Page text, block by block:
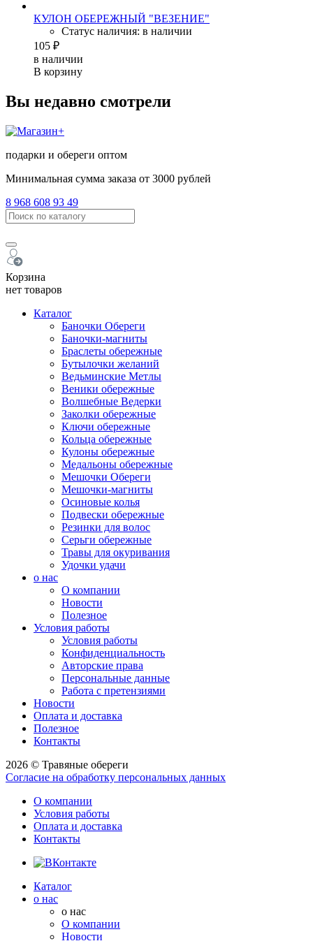
КУЛОН ОБЕРЕЖНЫЙ "ВЕЗЕНИЕ"
Статус наличия: в наличии
105 ₽
в наличии
В корзину
Вы недавно смотрели
подарки и обереги оптом
Минимальная сумма заказа от 3000 рублей
8 968 608 93 49
Корзина
нет товаров
Каталог
Баночки Обереги
Баночки-магниты
Браслеты обережные
Бутылочки желаний
Ведьминские Метлы
Веники обережные
Волшебные Ведерки
Заколки обережные
Ключи обережные
Кольца обережные
Кулоны обережные
Медальоны обережные
Мешочки Обереги
Мешочки-магниты
Осиновые колья
Подвески обережные
Резинки для волос
Серьги обережные
Травы для окуривания
Удочки удачи
о нас
О компании
Новости
Полезное
Условия работы
Условия работы
Конфиденциальность
Авторские права
Персональные данные
Работа с претензиями
Новости
Оплата и доставка
Полезное
Контакты
2026 © Травяные обереги
Согласие на обработку персональных данных
О компании
Условия работы
Оплата и доставка
Контакты
Каталог
о нас
о нас
О компании
Новости